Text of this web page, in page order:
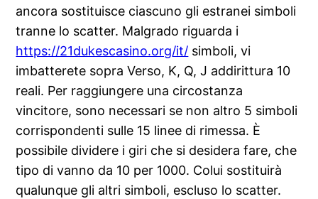
ancora sostituisce ciascuno gli estranei simboli
tranne lo scatter. Malgrado riguarda i
https://21dukescasino.org/it/ simboli, vi
imbatterete sopra Verso, K, Q, J addirittura 10
reali. Per raggiungere una circostanza
vincitore, sono necessari se non altro 5 simboli
corrispondenti sulle 15 linee di rimessa. È
possibile dividere i giri che si desidera fare, che
tipo di vanno da 10 per 1000. Colui sostituirà
qualunque gli altri simboli, escluso lo scatter.